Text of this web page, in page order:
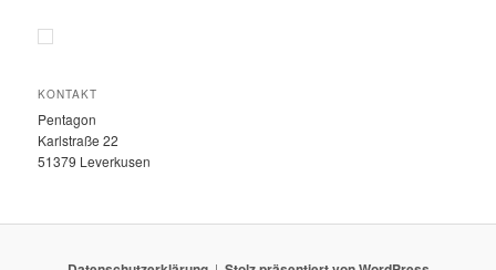
KONTAKT
Pentagon
Karlstraße 22
51379 Leverkusen